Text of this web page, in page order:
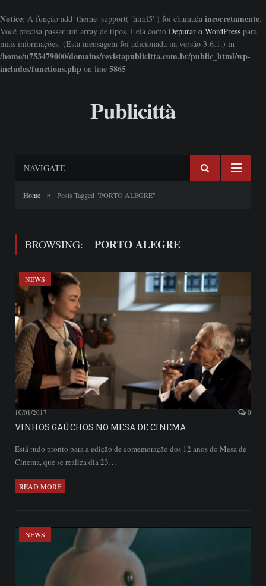
Notice: A função add_theme_support( 'html5' ) foi chamada incorretamente.
Você precisa passar um array de tipos. Leia como Depurar o WordPress para
mais informações. (Esta mensagem foi adicionada na versão 3.6.1.) in
/home/u753479000/domains/revistapublicitta.com.br/public_html/wp-
includes/functions.php on line 5865
Publicittà
NAVIGATE
Home » Posts Tagged "PORTO ALEGRE"
BROWSING: PORTO ALEGRE
NEWS
10/01/2017 0
VINHOS GAÚCHOS NO MESA DE CINEMA
Está tudo pronto para a edição de comemoração dos 12 anos do Mesa de
Cinema, que se realiza dia 23…
READ MORE
NEWS